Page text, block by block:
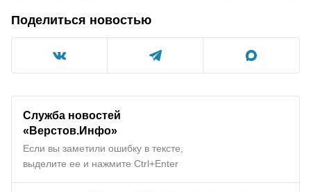
Поделиться новостью
Служба новостей
«Верстов.Инфо»
Если вы заметили ошибку в тексте,
выделите ее и нажмите Ctrl+Enter